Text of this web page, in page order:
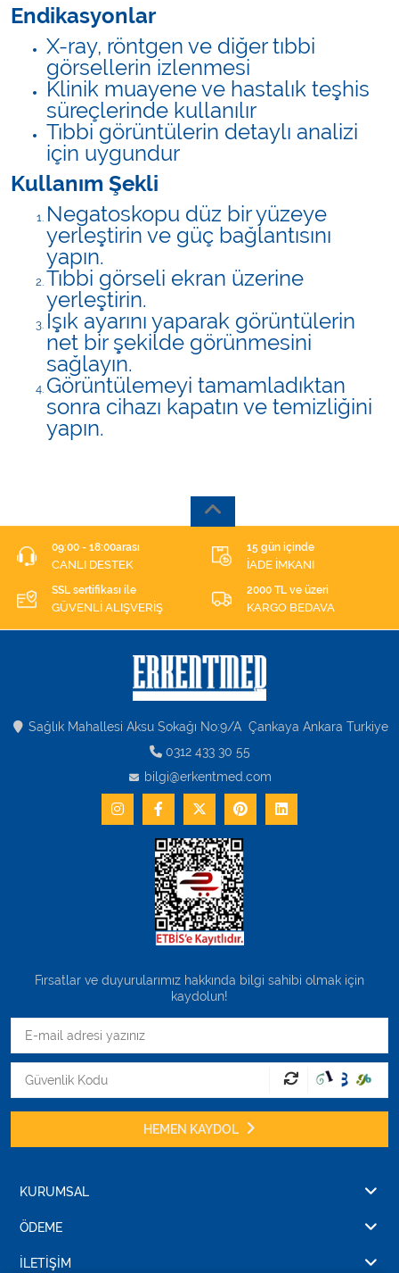
Endikasyonlar
X-ray, röntgen ve diğer tıbbi
görsellerin izlenmesi
Klinik muayene ve hastalık teşhis
süreçlerinde kullanılır
Tıbbi görüntülerin detaylı analizi
için uygundur
Kullanım Şekli
Negatoskopu düz bir yüzeye
yerleştirin ve güç bağlantısını
yapın.
Tıbbi görseli ekran üzerine
yerleştirin.
Işık ayarını yaparak görüntülerin
net bir şekilde görünmesini
sağlayın.
Görüntülemeyi tamamladıktan
sonra cihazı kapatın ve temizliğini
yapın.
09:00 - 18:00arası
CANLI DESTEK
15 gün içinde
İADE İMKANI
SSL sertifikası ile
GÜVENLİ ALIŞVERİŞ
2000 TL ve üzeri
KARGO BEDAVA
Sağlık Mahallesi Aksu Sokağı No:9/A Çankaya Ankara Turkiye
0312 433 30 55
bilgi@erkentmed.com
Fırsatlar ve duyurularımız hakkında bilgi sahibi olmak için
kaydolun!
HEMEN KAYDOL
KURUMSAL
ÖDEME
İLETİŞİM